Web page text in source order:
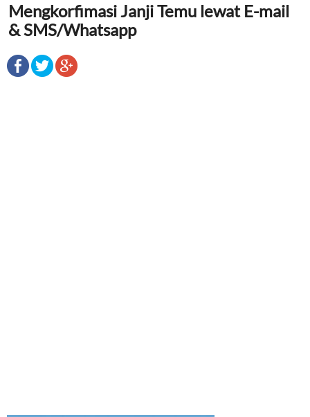
Mengkorfimasi Janji Temu lewat E-mail
& SMS/Whatsapp